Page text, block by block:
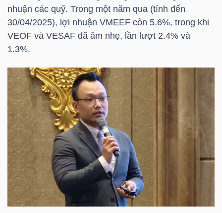
nhuận các quỹ. Trong một năm qua (tính đến
30/04/2025), lợi nhuận VMEEF còn 5.6%, trong khi
VEOF và VESAF đã âm nhẹ, lần lượt 2.4% và
1.3%.
PHÂN
TÍCH
VIETSTOCKFINANCE
VĨ
MÔ
NGÀNH